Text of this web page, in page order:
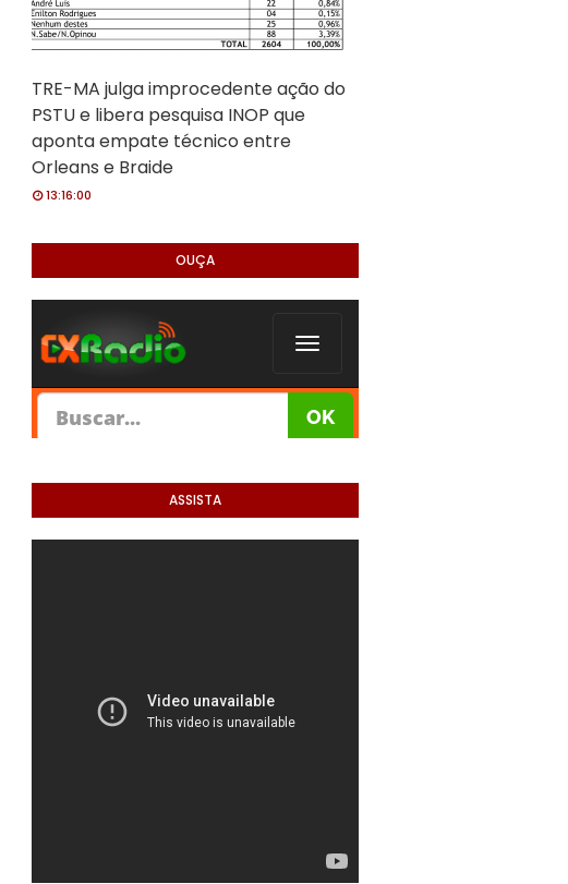
TRE-MA julga improcedente ação do
PSTU e libera pesquisa INOP que
aponta empate técnico entre
Orleans e Braide
13:16:00
OUÇA
ASSISTA